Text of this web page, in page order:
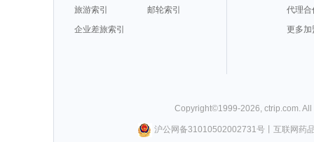
旅游索引
邮轮索引
企业差旅索引
代理合
更多加
Copyright©1999-2026, ctrip.com.
沪公网备31010502002731号丨 互联网药